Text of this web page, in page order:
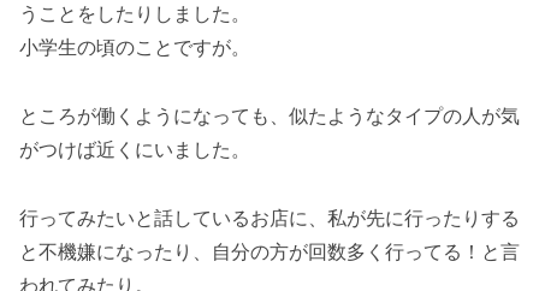
うことをしたりしました。
小学生の頃のことですが。
ところが働くようになっても、似たようなタイプの人が気
がつけば近くにいました。
行ってみたいと話しているお店に、私が先に行ったりする
と不機嫌になったり、自分の方が回数多く行ってる！と言
われてみたり。